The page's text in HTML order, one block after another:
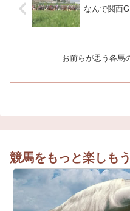
なんで関西
お前らが思う各馬
競馬をもっと楽しもう